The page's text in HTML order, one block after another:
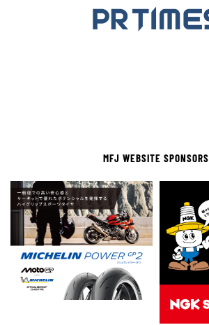
MFJ WEBSITE SPONSORS